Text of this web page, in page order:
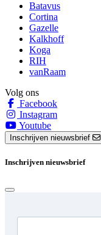
Batavus
Cortina
Gazelle
Kalkhoff
Koga
RIH
vanRaam
Volg ons
Facebook
Instagram
Youtube
Inschrijven nieuwsbrief
Inschrijven nieuwsbrief